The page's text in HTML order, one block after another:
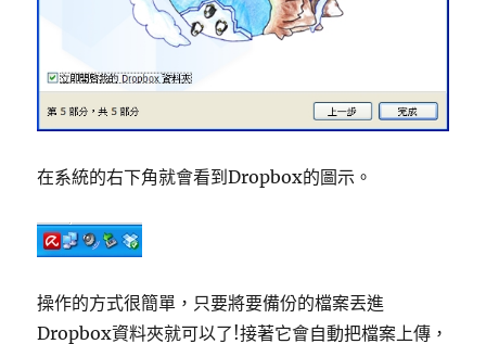
在系統的右下角就會看到Dropbox的圖示。
操作的方式很簡單，只要將要備份的檔案丟進
Dropbox資料夾就可以了!接著它會自動把檔案上傳，